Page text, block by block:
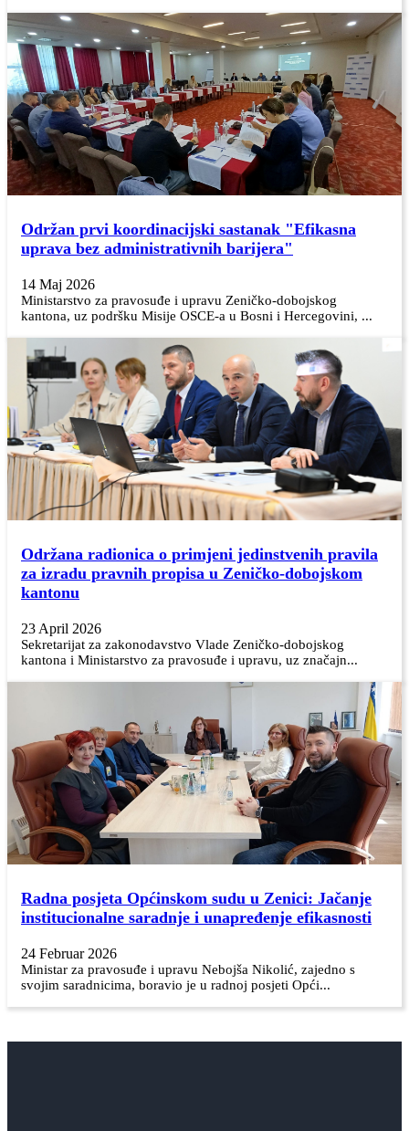
Održan prvi koordinacijski sastanak "Efikasna
uprava bez administrativnih barijera"
14 Maj 2026
Ministarstvo za pravosuđe i upravu Zeničko-dobojskog
kantona, uz podršku Misije OSCE-a u Bosni i Hercegovini, ...
Održana radionica o primjeni jedinstvenih pravila
za izradu pravnih propisa u Zeničko-dobojskom
kantonu
23 April 2026
Sekretarijat za zakonodavstvo Vlade Zeničko-dobojskog
kantona i Ministarstvo za pravosuđe i upravu, uz značajn...
Radna posjeta Općinskom sudu u Zenici: Jačanje
institucionalne saradnje i unapređenje efikasnosti
24 Februar 2026
Ministar za pravosuđe i upravu Nebojša Nikolić, zajedno s
svojim saradnicima, boravio je u radnoj posjeti Opći...